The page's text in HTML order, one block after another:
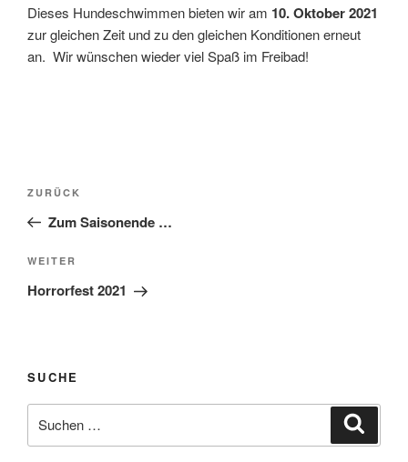
Dieses Hundeschwimmen bieten wir am 10. Oktober 2021
zur gleichen Zeit und zu den gleichen Konditionen erneut
an. Wir wünschen wieder viel Spaß im Freibad!
Beitragsnavigation
Vorheriger
Beitrag
ZURÜCK
Zum Saisonende …
Nächster
Beitrag
WEITER
Horrorfest 2021
SUCHE
nach: